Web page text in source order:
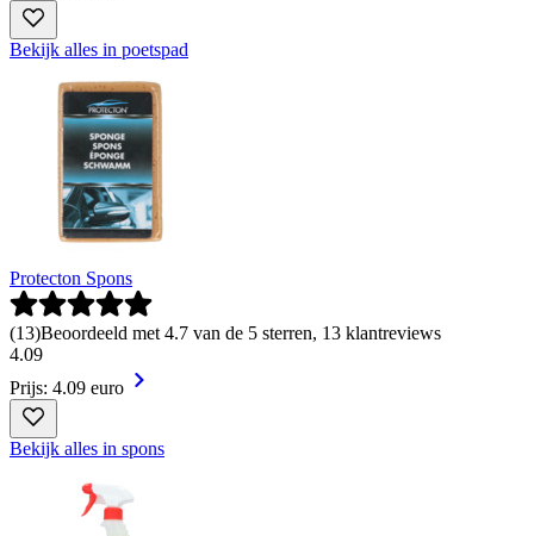
Bekijk alles in poetspad
Protecton Spons
(13)Beoordeeld met 4.7 van de 5 sterren, 13 klantreviews
4.09
Prijs: 4.09 euro
Bekijk alles in spons